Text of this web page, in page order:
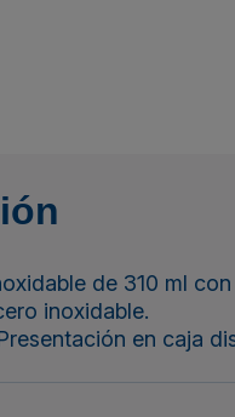
de 310 ml
inoxidable.
en caja